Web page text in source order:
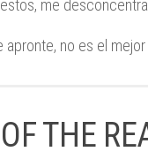
me
apronte, no es el
THE